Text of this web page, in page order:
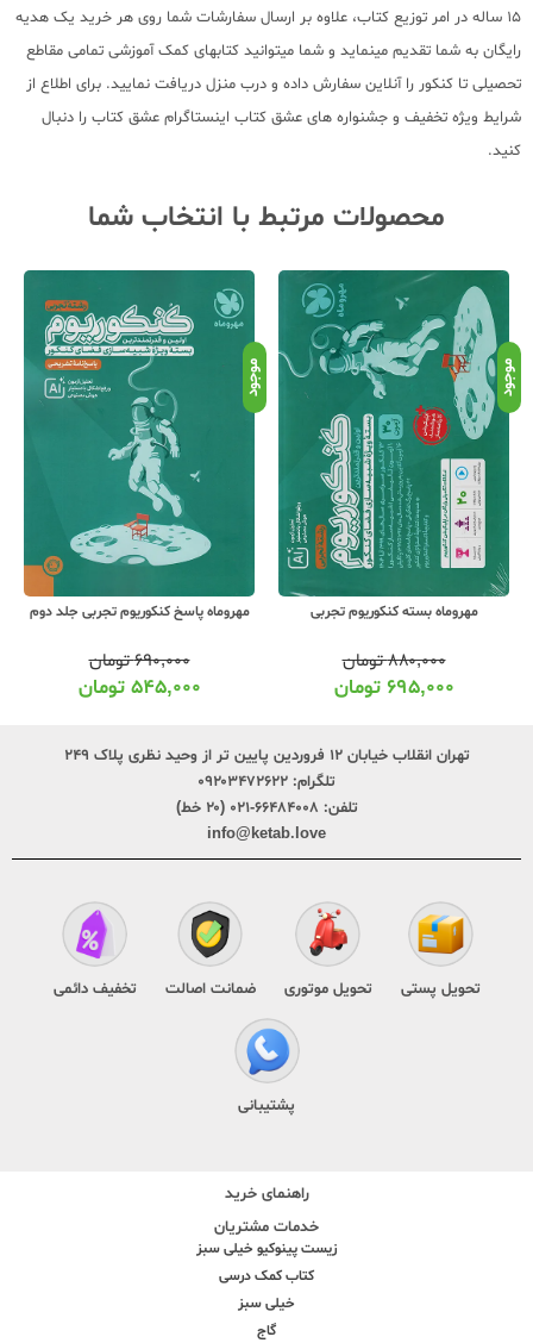
15 ساله در امر توزیع کتاب، علاوه بر ارسال سفارشات شما روی هر خرید یک هدیه
رایگان به شما تقدیم مینماید و شما میتوانید کتابهای کمک آموزشی تمامی مقاطع
تحصیلی تا کنکور را آنلاین سفارش داده و درب منزل دریافت نمایید. برای اطلاع از
شرایط ویژه تخفیف و جشنواره های عشق کتاب اینستاگرام عشق کتاب را دنبال
کنید.
محصولات مرتبط با انتخاب شما
موجود
مهروماه بسته کنکوریوم تجربی
۸۸۰,۰۰۰تومان
۶۹۵,۰۰۰ تومان
موجود
مهروماه پاسخ کنکوریوم تجربی جلد دوم
۶۹۰,۰۰۰تومان
۵۴۵,۰۰۰ تومان
تهران انقلاب خیابان ۱۲ فروردین پایین تر از وحید نظری پلاک ۲۴۹
تلگرام: ۰۹۲۰۳۴۷۲۶۲۲
تلفن: ۶۶۴۸۴۰۰۸-۰۲۱ (۲۰ خط)
info@ketab.love
تحویل پستی تحویل موتوری ضمانت اصالت تخفیف دائمی
پشتیبانی
راهنمای خرید
خدمات مشتریان
زیست پینوکیو خیلی سبز
کتاب کمک درسی
خیلی سبز
گاج